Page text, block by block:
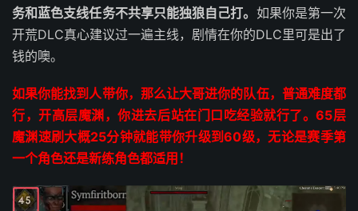
务和蓝色支线任务不共享只能独狼自己打。 如果你是第一次
开荒DLC真心建议过一遍主线，剧情在你的DLC里可是出了
钱的噢。
如果你能找到人带你，那么让大哥进你的队伍，普通难度都
行，开高层魔渊，你进去后站在门口吃经验就行了。65层
魔渊速刷大概25分钟就能带你升级到60级，无论是赛季第
一个角色还是新练角色都适用！